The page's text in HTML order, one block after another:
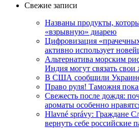
Свежие записи
Названы продукты,
«взрывную» диарею
Цифровизация
активно использует
Альтернатива морским
Индия могут связать свои
В США сообщили Украине
Право руля! Таможня
Свежесть после дождя:
ароматы особенно
Hlavné správy: Граждане
вернуть себе российские